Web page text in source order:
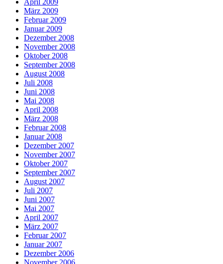
April 2009
März 2009
Februar 2009
Januar 2009
Dezember 2008
November 2008
Oktober 2008
September 2008
August 2008
Juli 2008
Juni 2008
Mai 2008
April 2008
März 2008
Februar 2008
Januar 2008
Dezember 2007
November 2007
Oktober 2007
September 2007
August 2007
Juli 2007
Juni 2007
Mai 2007
April 2007
März 2007
Februar 2007
Januar 2007
Dezember 2006
November 2006